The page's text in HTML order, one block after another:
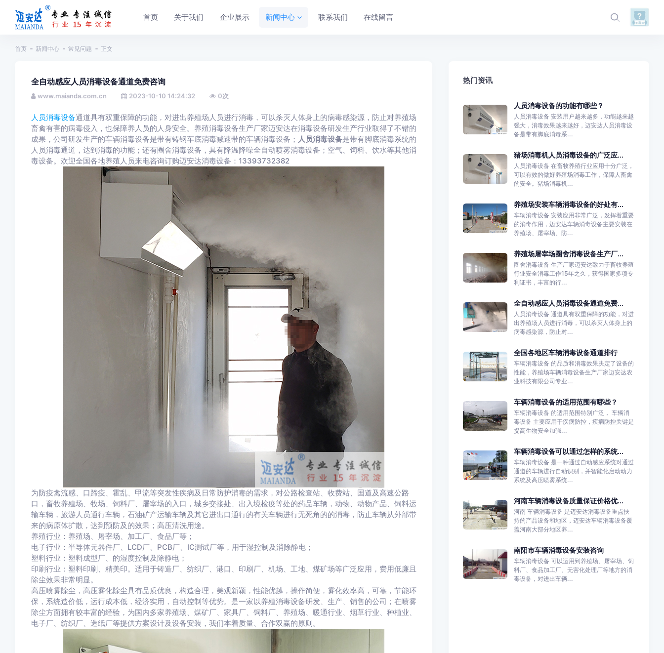
首页 关于我们 企业展示 新闻中心 联系我们 在线留言
首页 新闻中心 常见问题 正文
全自动感应人员消毒设备通道免费咨询
www.maianda.com.cn 2023-10-10 14:24:32 0次
人员消毒设备通道具有双重保障的功能，对进出养殖场人员进行消毒，可以杀灭人体身上的病毒感染源，防止对养殖场
畜禽有害的病毒侵入，也保障养人员的人身安全。养殖消毒设备生产厂家迈安达在消毒设备研发生产行业取得了不错的
成果，公司研发生产的车辆消毒设备是带有铸钢车底消毒减速带的车辆消毒设备； 人员消毒设备是带有脚底消毒系统的
人员消毒通道，达到消毒的功能；还有圈舍消毒设备，具有降温降噪全自动喷雾消毒设备；空气、饲料、饮水等其他消
毒设备。欢迎全国各地养殖人员来电咨询订购迈安达消毒设备：13393732382
为防疫禽流感、口蹄疫、霍乱、甲流等突发性疾病及日常防护消毒的需求，对公路检查站、收费站、国道及高速公路
口，畜牧养殖场、牧场、饲料厂、屠宰场的入口，城乡交接处、出入境检疫等处的药品车辆，动物、动物产品、饲料运
输车辆，旅游人员通行车辆，石油矿产运输车辆及其它进出口通行的有关车辆进行无死角的的消毒，防止车辆从外部带
来的病原体扩散，达到预防及的效果；高压清洗用途。
养殖行业：养殖场、屠宰场、加工厂、食品厂等；
电子行业：半导体元器件厂、LCD厂、PCB厂、IC测试厂等，用于湿控制及消除静电；
塑料行业：塑料成型厂、的湿度控制及除静电；
印刷行业：塑料印刷、精美印。适用于铸造厂、纺织厂、港口、印刷厂、机场、工地、煤矿场等广泛应用，费用低廉且
除尘效果非常明显。
高压喷雾除尘，高压雾化除尘具有品质优良，构造合理，美观新颖，性能优越，操作简便，雾化效率高，可靠，节能环
保，系统造价低，运行成本低，经济实用，自动控制等优势。是一家以养殖消毒设备研发、生产、销售的公司；在喷雾
除尘方面拥有较丰富的经验，为国内多家养殖场、煤矿厂、家具厂、饲料厂、养殖场、暖通行业、烟草行业、种植业、
电子厂、纺织厂、造纸厂等提供方案设计及设备安装，我们本着质量、合作双赢的原则。
热门资讯
人员消毒设备的功能有哪些？
人员消毒设备 安装用户越来越多，功能越来越
强大，消毒效果越来越好，迈安达人员消毒设
备是带有脚底消毒系...
猪场消毒机人员消毒设备的广泛应...
人员消毒设备 在畜牧养殖行业应用十分广泛，
可以有效的做好养殖场消毒工作，保障人畜禽
的安全。猪场消毒机...
养殖场安装车辆消毒设备的好处有...
车辆消毒设备 安装应用非常广泛，发挥着重要
的消毒作用，迈安达车辆消毒设备主要安装在
养殖场、屠宰场、防...
养殖场屠宰场圈舍消毒设备生产厂...
圈舍消毒设备 生产厂家迈安达致力于畜牧养殖
行业安全消毒工作15年之久，获得国家多项专
利证书，丰富的行...
全自动感应人员消毒设备通道免费...
人员消毒设备 通道具有双重保障的功能，对进
出养殖场人员进行消毒，可以杀灭人体身上的
病毒感染源，防止对...
全国各地区车辆消毒设备通道排行
车辆消毒设备 的品质和消毒效果决定了设备的
性能，养殖场车辆消毒设备生产厂家迈安达农
业科技有限公司专业...
车辆消毒设备的适用范围有哪些？
车辆消毒设备 的适用范围特别广泛， 车辆消
毒设备 主要应用于疾病防控，疾病防控关键是
提高生物安全加强...
车辆消毒设备可以通过怎样的系统...
车辆消毒设备 是一种通过自动感应系统对通过
通道的车辆进行自动识别，并智能化启动动力
系统及高压喷雾系统...
河南车辆消毒设备质量保证价格优...
河南 车辆消毒设备 是迈安达消毒设备重点扶
持的产品设备和地区，迈安达车辆消毒设备覆
盖河南大部分地区养...
南阳市车辆消毒设备安装咨询
车辆消毒设备 可以运用到养殖场、屠宰场、饲
料厂、食品加工厂、无害化处理厂等地方的消
毒设备，对进出车辆...